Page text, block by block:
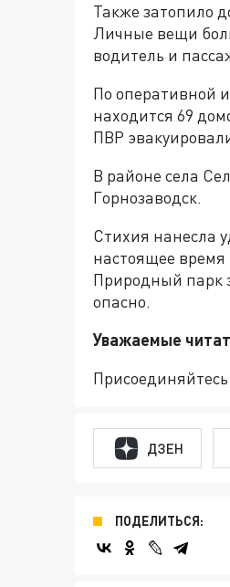
Также затопило
Личные вещи
водитель и
По оперативной
находится 69
ПВР
В районе села
Горнозаводск.
Стихия нанесла
настоящее время
Природный парк
опасно.
Уважаемые
ДЗЕН
ПОДЕЛИТЬСЯ: